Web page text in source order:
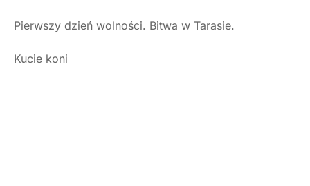
Pierwszy dzień wolności. Bitwa w Tarasie.
Kucie koni